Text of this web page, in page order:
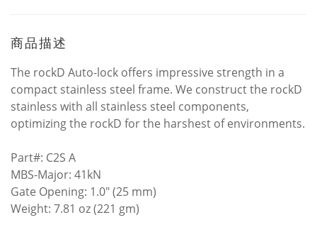
商品描述
The rockD Auto-lock offers impressive strength in a
compact stainless steel frame. We construct the rockD
stainless with all stainless steel components,
optimizing the rockD for the harshest of environments.
Part#: C2S A
MBS-Major: 41kN
Gate Opening: 1.0" (25 mm)
Weight: 7.81 oz (221 gm)